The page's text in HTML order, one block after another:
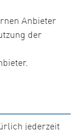
Anbieter
der
jederzeit